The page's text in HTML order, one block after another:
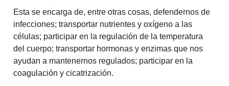
Esta se encarga de, entre otras cosas, defendernos de
infecciones; transportar nutrientes y oxígeno a las
células; participar en la regulación de la temperatura
del cuerpo; transportar hormonas y enzimas que nos
ayudan a mantenernos regulados; participar en la
coagulación y cicatrización.